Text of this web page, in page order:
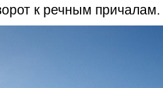
к речным причалам.